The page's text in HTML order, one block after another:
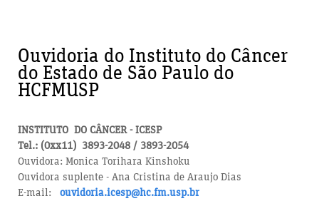
Ouvidoria do Instituto do Câncer
do Estado de São Paulo do
HCFMUSP
INSTITUTO DO CÂNCER - ICESP
Tel.: (0xx11) 3893-2048 / 3893-2054
Ouvidora: Monica Torihara Kinshoku
Ouvidora suplente - Ana Cristina de Araujo Dias
E-mail: ouvidoria.icesp@hc.fm.usp.br